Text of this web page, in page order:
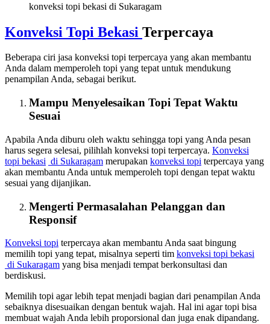
konveksi topi bekasi di Sukaragam
Konveksi Topi Bekasi Terpercaya
Beberapa ciri jasa konveksi topi terpercaya yang akan membantu
Anda dalam memperoleh topi yang tepat untuk mendukung
penampilan Anda, sebagai berikut.
Mampu Menyelesaikan Topi Tepat Waktu
Sesuai
Apabila Anda diburu oleh waktu sehingga topi yang Anda pesan
harus segera selesai, pilihlah konveksi topi terpercaya. Konveksi
topi bekasi di Sukaragam merupakan konveksi topi terpercaya yang
akan membantu Anda untuk memperoleh topi dengan tepat waktu
sesuai yang dijanjikan.
Mengerti Permasalahan Pelanggan dan
Responsif
Konveksi topi terpercaya akan membantu Anda saat bingung
memilih topi yang tepat, misalnya seperti tim konveksi topi bekasi
di Sukaragam yang bisa menjadi tempat berkonsultasi dan
berdiskusi.
Memilih topi agar lebih tepat menjadi bagian dari penampilan Anda
sebaiknya disesuaikan dengan bentuk wajah. Hal ini agar topi bisa
membuat wajah Anda lebih proporsional dan juga enak dipandang.